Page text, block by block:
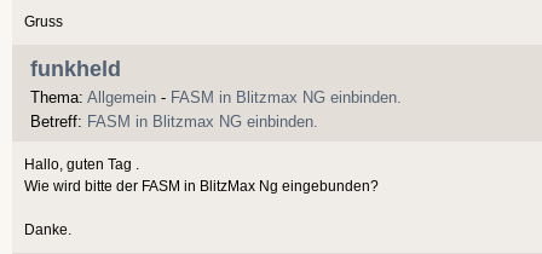
Gruss
funkheld
Thema: Allgemein - FASM in Blitzmax NG einbinden.
Betreff: FASM in Blitzmax NG einbinden.
Hallo, guten Tag .
Wie wird bitte der FASM in BlitzMax Ng eingebunden?
Danke.